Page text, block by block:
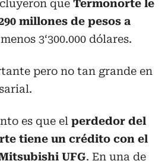
que Termonorte le
millones de pesos a
3‘300.000 dólares.
pero no tan grande en
es que el perdedor del
tiene un crédito con el
UFG. En una de